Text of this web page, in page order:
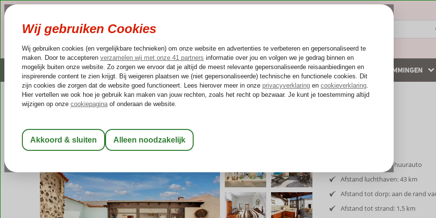
NAZOMER LAST MINUTES ZOMER 2026 WINTERZON BESTEMMINGEN
Altijd inclusief huurauto Kleinschalige & unieke accommodaties Weg van de drukte
Casa Tile
Logies-Vakantiewoning
Inclusief vlucht en huurauto
Afstand luchthaven: 43 km
Afstand tot dorp: aan de rand
Afstand tot strand: 1,5 km